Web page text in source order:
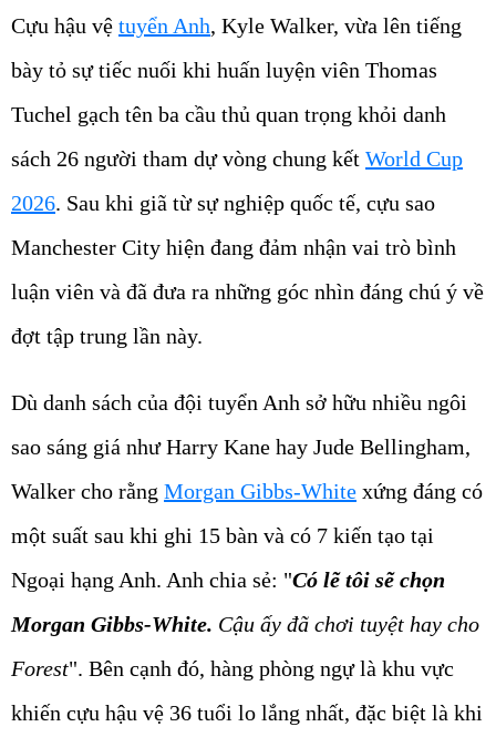
Cựu hậu vệ tuyển Anh, Kyle Walker, vừa lên tiếng
bày tỏ sự tiếc nuối khi huấn luyện viên Thomas
Tuchel gạch tên ba cầu thủ quan trọng khỏi danh
sách 26 người tham dự vòng chung kết World Cup
2026. Sau khi giã từ sự nghiệp quốc tế, cựu sao
Manchester City hiện đang đảm nhận vai trò bình
luận viên và đã đưa ra những góc nhìn đáng chú ý về
đợt tập trung lần này.
Dù danh sách của đội tuyển Anh sở hữu nhiều ngôi
sao sáng giá như Harry Kane hay Jude Bellingham,
Walker cho rằng Morgan Gibbs-White xứng đáng có
một suất sau khi ghi 15 bàn và có 7 kiến tạo tại
Ngoại hạng Anh. Anh chia sẻ: "Có lẽ tôi sẽ chọn
Morgan Gibbs-White. Cậu ấy đã chơi tuyệt hay cho
Forest". Bên cạnh đó, hàng phòng ngự là khu vực
khiến cựu hậu vệ 36 tuổi lo lắng nhất, đặc biệt là khi